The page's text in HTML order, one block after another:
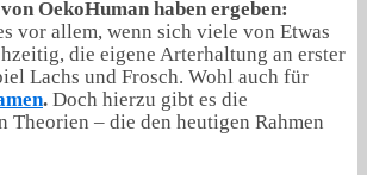
OekoHuman haben ergeben:
vor allem, wenn sich viele von Etwas
die eigene Arterhaltung an erster
Lachs und Frosch. Wohl auch für
. Doch hierzu gibt es die
Theorien – die den heutigen Rahmen